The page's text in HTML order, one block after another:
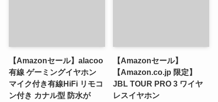
【Amazonセール】alacoo
有線 ゲーミングイヤホン
マイク付き有線HiFi リモコ
ン付き カナル型 防水が
【Amazonセール】
【Amazon.co.jp 限定】
JBL TOUR PRO 3 ワイヤ
レスイヤホン